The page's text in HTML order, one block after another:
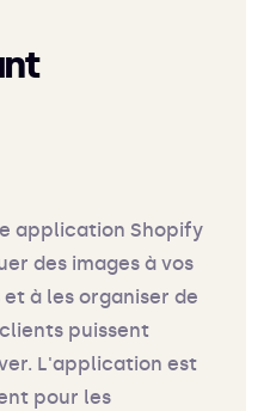
application Shopify
des images à vos
à les organiser de
puissent
L'application est
pour les